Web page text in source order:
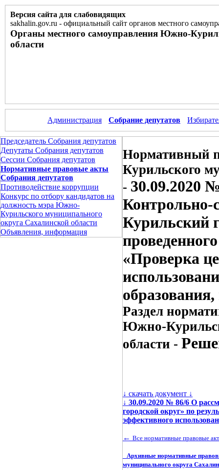
Версия сайта для слабовидящих
sakhalin.gov.ru - официальный сайт органов местного
Органы местного самоуправления Южно-
области
Администрация Собрание депутатов
Председатель Собрания депутатов
Депутаты Собрания депутатов
Сессии Собрания депутатов
Нормативные правовые акты
Собрания депутатов
Противодействие коррупции
Конкурс по отбору кандидатов на
должность мэра Южно-
Курильского муниципального
округа Сахалинской области
Объявления, информация
Нормативный
Курильского
- 30.09.2020
Курильский
«Проверка
Раздел
Южно-
области -
↓ скачать документ ↓
↓ 30.09.2020 № 86/6 О
городской округ» по
эффективного
← Все нормативные правовые
Архивные нормативные
муниципального округа